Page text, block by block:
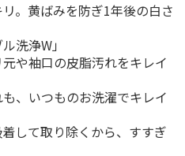
。黄ばみを防ぎ1年後の白さ
洗浄W」
や袖口の皮脂汚れをキレイ
、いつものお洗濯でキレイ
して取り除くから、すすぎ